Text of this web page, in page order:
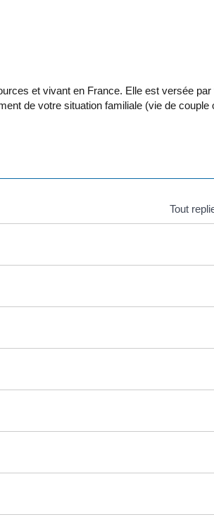
et vivant en France. Elle est versée
de votre situation familiale (vie de couple
Tout